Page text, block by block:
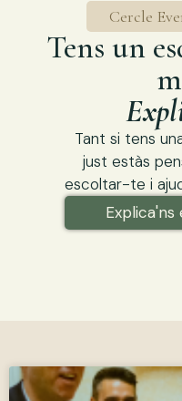
Cercle
Tens un
Tant si tens
just estàs
escoltar-te i